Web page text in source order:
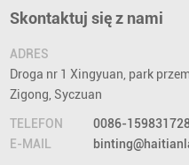
Skontaktuj się z nami
ADRES
Droga nr 1 Xingyuan, park
Zigong, Syczuan
TELEFON
0086-
E-MAIL